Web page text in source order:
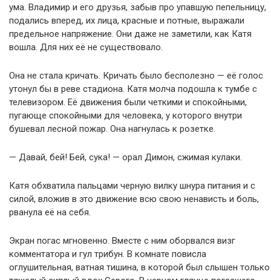
ума. Владимир и его друзья, забыв про упавшую пепельницу,
подались вперед, их лица, красные и потные, выражали
предельное напряжение. Они даже не заметили, как Катя
вошла. Для них её не существовало.
Она не стала кричать. Кричать было бесполезно — её голос
утонул бы в реве стадиона. Катя молча подошла к тумбе с
телевизором. Её движения были четкими и спокойными,
пугающе спокойными для человека, у которого внутри
бушевал лесной пожар. Она нагнулась к розетке.
— Давай, бей! Бей, сука! — орал Димон, сжимая кулаки.
Катя обхватила пальцами черную вилку шнура питания и с
силой, вложив в это движение всю свою ненависть и боль,
рванула её на себя.
Экран погас мгновенно. Вместе с ним оборвался визг
комментатора и гул трибун. В комнате повисла
оглушительная, ватная тишина, в которой был слышен только